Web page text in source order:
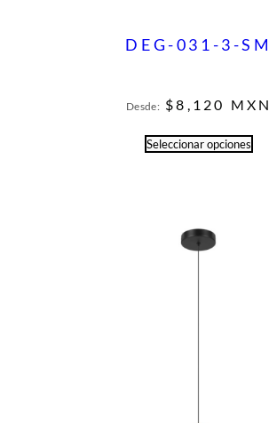
DEG-031-3-SM
Desde: $8,120 MXN
Seleccionar opciones